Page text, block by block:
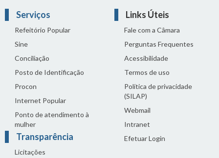
Serviços
Refeitório Popular
Sine
Conciliação
Posto de Identificação
Procon
Internet Popular
Ponto de atendimento à
mulher
Transparência
Licitações
Links Úteis
Fale com a Câmara
Perguntas Frequentes
Acessibilidade
Termos de uso
Política de privacidade
(SILAP)
Webmail
Intranet
Efetuar Login